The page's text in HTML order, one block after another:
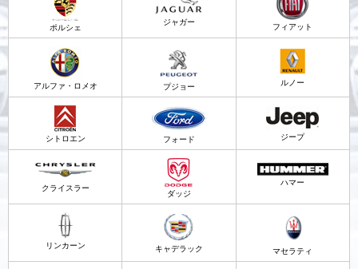
ポルシェ ジャガー フィアット
アルファ・ロメオ プジョー ルノー
シトロエン フォード ジープ
クライスラー ダッジ
ハマー
リンカーン キャデラック マセラティ